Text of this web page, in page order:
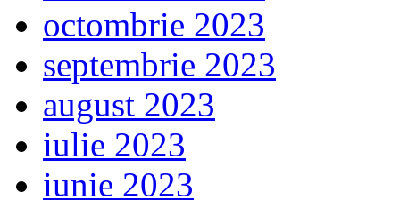
octombrie 2023
septembrie 2023
august 2023
iulie 2023
iunie 2023